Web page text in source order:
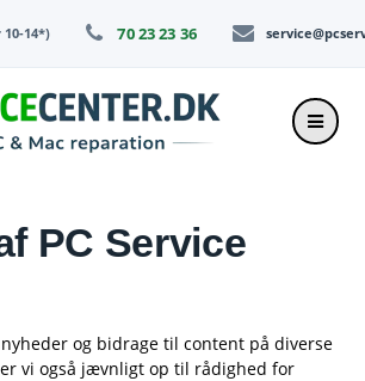
to
10-14*) 70 23 23 36
PC Service
og bidrage til content på diverse
vi også jævnligt op til rådighed for